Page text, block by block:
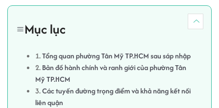
Mục lục
1.Tổng quan phường Tân Mỹ TP.HCM sau sáp nhập
2.Bản đồ hành chính và ranh giới của phường Tân
Mỹ TP.HCM
3.Các tuyến đường trọng điểm và khả năng kết nối
liên quận